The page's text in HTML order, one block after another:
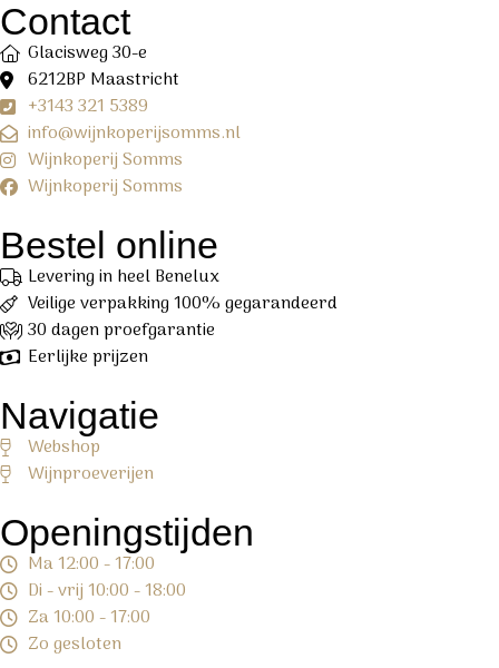
Contact
Glacisweg 30-e
6212BP Maastricht
+3143 321 5389
info@wijnkoperijsomms.nl
Wijnkoperij Somms
Wijnkoperij Somms
Bestel online
Levering in heel Benelux
Veilige verpakking 100% gegarandeerd
30 dagen proefgarantie
Eerlijke prijzen
Navigatie
Webshop
Wijnproeverijen
Openingstijden
Ma 12:00 - 17:00
Di - vrij 10:00 - 18:00
Za 10:00 - 17:00
Zo gesloten